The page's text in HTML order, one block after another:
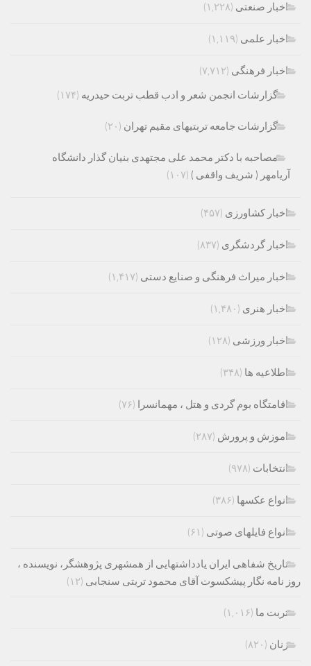
اخبار صنعتی (۱,۲۲۸)
اخبار علمی (۱,۱۱۹)
اخبار فرهنگی (۷,۷۱۲)
گزارشات انجمن شعر و ادب قطب تربت حیدریه (۱۷۴)
گزارشات جامعه تربتیهای مقیم تهران (۲۰)
مصاحبه با دکتر محمد علی مجتهدی بنیان گذار دانشگاه
آریامهر ( شریف واقفی ) (۱۰۷)
اخبار کشاورزی (۴۵۷)
اخبار گردشگری (۸۳۷)
اخبار میراث فرهنگی و صنایع دستی (۱,۴۱۷)
اخبار هنری (۱,۴۸۰)
اخبار ورزشی (۱۲۸)
اطلاعیه ها (۳۴۸)
اقامتگاه بوم گردی و هتل ، مهمانسرا (۷۶)
اموزش و پرورش (۲۸۷)
انتخابات (۹۷۸)
انواع عکسها (۳۸۶)
انواع فایلهای صوتی (۶۱)
تاریخ شفاهی ایران یادداشتهایی از همشهری پژوهشگر، نویسنده ،
روز نامه نگار پیشکسوت آقای محمود تربتی سنجابی (۱۲)
تربت ما (۱,۰۱۶)
زنان (۸۲۰)